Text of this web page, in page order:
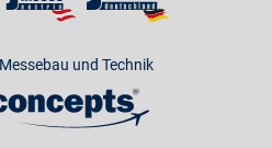
und Technik